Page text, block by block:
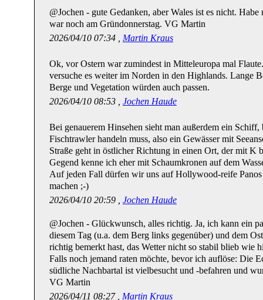
@Jochen - gute Gedanken, aber Wales ist es nicht.
war noch am Gründonnerstag. VG Martin
2026/04/10 07:34 , Martin Kraus
Ok, vor Ostern war zumindest in Mitteleuropa mal
versuche es weiter im Norden in den Highlands. Lange
Berge und Vegetation würden auch passen.
2026/04/10 08:53 , Jochen Haude
Bei genauerem Hinsehen sieht man außerdem ein Schiff,
Fischtrawler handeln muss, also ein Gewässer mit
Straße geht in östlicher Richtung in einen Ort, der mit K
Gegend kenne ich eher mit Schaumkronen auf dem
Auf jeden Fall dürfen wir uns auf Hollywood-reife Panos
machen ;-)
2026/04/10 20:59 , Jochen Haude
@Jochen - Glückwunsch, alles richtig. Ja, ich kann ein
diesem Tag (u.a. dem Berg links gegenüber) und dem
richtig bemerkt hast, das Wetter nicht so stabil blieb wie
Falls noch jemand raten möchte, bevor ich auflöse: Die
südliche Nachbartal ist vielbesucht und -befahren und
VG Martin
2026/04/11 08:27 , Martin Kraus